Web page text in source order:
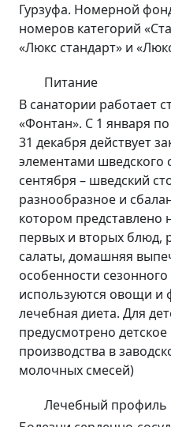
Гурзуфа. Номерной
номеров категорий
«Люкс стандарт» и
Питание
В санатории работает
«Фонтан». С 1 января
31 декабря действует
элементами шведского
сентября – шведский
разнообразное и
котором представлено
первых и вторых блюд,
салаты, домашняя
особенности
используются овощи и
лечебная диета. Для
предусмотрено
производства в
молочных смесей)
Лечебный профиль